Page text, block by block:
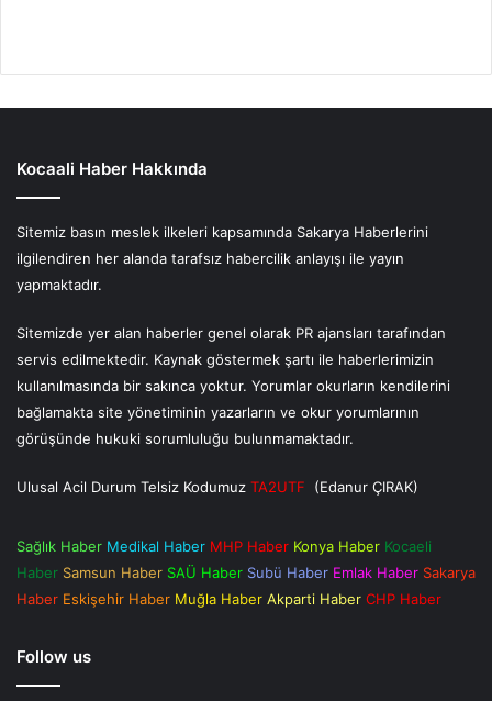
Kocaali Haber Hakkında
Sitemiz basın meslek ilkeleri kapsamında Sakarya Haberlerini
ilgilendiren her alanda tarafsız habercilik anlayışı ile yayın
yapmaktadır.
Sitemizde yer alan haberler genel olarak PR ajansları tarafından
servis edilmektedir. Kaynak göstermek şartı ile haberlerimizin
kullanılmasında bir sakınca yoktur. Yorumlar okurların kendilerini
bağlamakta site yönetiminin yazarların ve okur yorumlarının
görüşünde hukuki sorumluluğu bulunmamaktadır.
Ulusal Acil Durum Telsiz Kodumuz TA2UTF (Edanur ÇIRAK)
Sağlık Haber Medikal Haber MHP Haber Konya Haber Kocaeli
Haber Samsun Haber SAÜ Haber Subü Haber Emlak Haber Sakarya
Haber Eskişehir Haber Muğla Haber Akparti Haber CHP Haber
Follow us